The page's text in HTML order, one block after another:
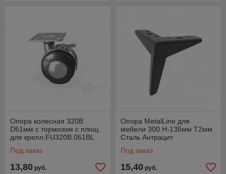
Опора колесная 320B
D51мм с тормозом с площ.
для крепл.FU320B.051BL
Под заказ
13,80 руб.
Опора MetalLine для
мебели 300 H-135мм Т2мм
Сталь Антрацит
Под заказ
15,40 руб.